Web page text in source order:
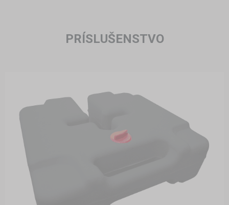
PRÍSLUŠENSTVO